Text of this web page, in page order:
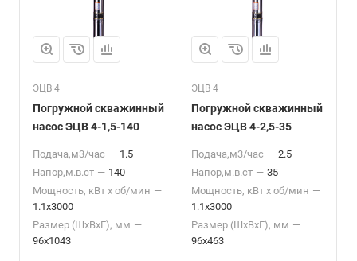
ЭЦВ 4
Погружной скважинный
насос ЭЦВ 4-1,5-140
Подача,м3/час — 1.5
Напор,м.в.ст — 140
Мощность, кВт x об/мин —
1.1x3000
Размер (ШхВхГ), мм —
96x1043
ЭЦВ 4
Погружной скважинный
насос ЭЦВ 4-2,5-35
Подача,м3/час — 2.5
Напор,м.в.ст — 35
Мощность, кВт x об/мин —
1.1x3000
Размер (ШхВхГ), мм —
96x463